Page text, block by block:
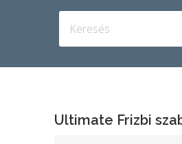
Ultimate Frizbi